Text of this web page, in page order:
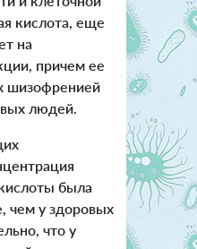
кислота, еще
на
причем ее
шизофренией
людей.
была
чем у здоровых
что у